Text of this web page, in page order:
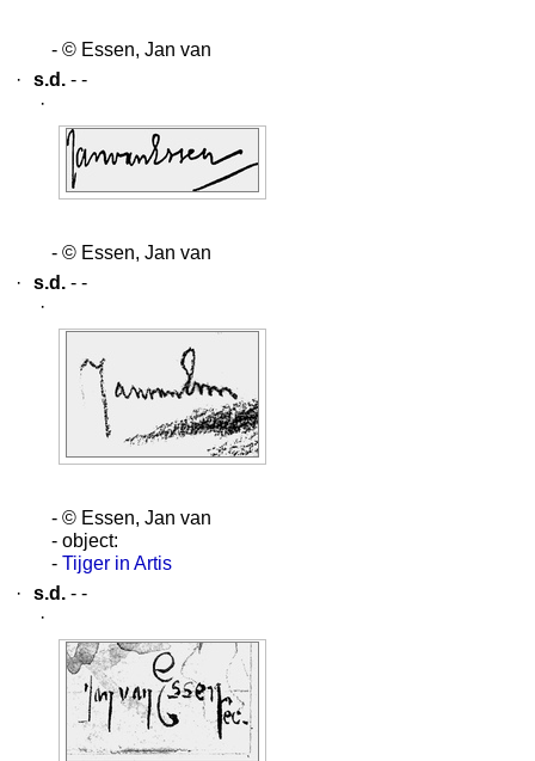
- © Essen, Jan van
·
s.d. - -
·
- © Essen, Jan van
·
s.d. - -
·
- © Essen, Jan van
- object:
- Tijger in Artis
·
s.d. - -
·